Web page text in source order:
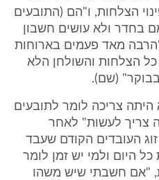
הצלחות, ו"הם (התובעים
בחדר ולא עושים חשבון
ובנוסף "הרבה מאד פעמים בארוחות
הצלחות והשולחן הלא
(שם).
היתה צריכה לומר לתובעים
צריך לעשות" לאחר
העובדים הקודם שעבד
היום ולמי יש זמן לומר
8). עם זאת, "אם חשבתי שיש משהו